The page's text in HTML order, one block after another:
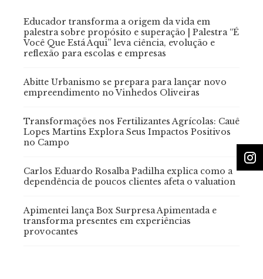
Educador transforma a origem da vida em
palestra sobre propósito e superação | Palestra “É
Você Que Está Aqui” leva ciência, evolução e
reflexão para escolas e empresas
Abitte Urbanismo se prepara para lançar novo
empreendimento no Vinhedos Oliveiras
Transformações nos Fertilizantes Agrícolas: Cauê
Lopes Martins Explora Seus Impactos Positivos
no Campo
Carlos Eduardo Rosalba Padilha explica como a
dependência de poucos clientes afeta o valuation
Apimentei lança Box Surpresa Apimentada e
transforma presentes em experiências
provocantes